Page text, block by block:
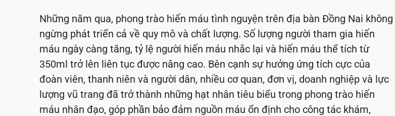
Những năm qua, phong trào hiến máu tình nguyện trên địa bàn Đồng Nai không
ngừng phát triển cả về quy mô và chất lượng. Số lượng người tham gia hiến
máu ngày càng tăng, tỷ lệ người hiến máu nhắc lại và hiến máu thể tích từ
350ml trở lên liên tục được nâng cao. Bên cạnh sự hưởng ứng tích cực của
đoàn viên, thanh niên và người dân, nhiều cơ quan, đơn vị, doanh nghiệp và lực
lượng vũ trang đã trở thành những hạt nhân tiêu biểu trong phong trào hiến
máu nhân đạo, góp phần bảo đảm nguồn máu ổn định cho công tác khám,